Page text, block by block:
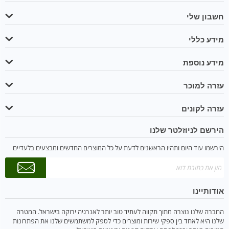
חשבון שלי
מידע כללי
מידע נוספת
עזרה למוכר
עזרה לקונים
הירשם לניוזלטר שלנו
הירשמו עוד היום ותהיו הראשנים לדעת על כל המוצרים החדשים ומבצעים בלעדיים
אודותיינו
החברה שלנו נוצרה מתוך תקווה לעתיד טוב יותר לאנרגיה ירוקה בישראל. המטרה
שלנו היא לאחד בין ספקי שירות ומוצרים כדי לספק למשתמשים שלנו את הפתרונות